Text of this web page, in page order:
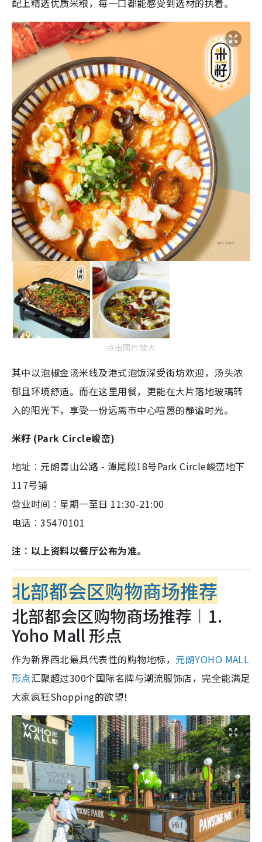
配上精选优质米粮，每一口都能感受到选材的执着。
点击图片放大
其中以泡椒金汤米线及港式泡饭深受街坊欢迎，汤头浓
郁且环境舒适。而在这里用餐，更能在大片落地玻璃转
入的阳光下，享受一份远离市中心喧嚣的静谧时光。
米籽 (Park Circle峻峦)
地址︰元朗青山公路 - 潭尾段18号Park Circle峻峦地下
117号铺
营业时间︰星期一至日 11:30-21:00
电话︰35470101
注︰以上资料以餐厅公布为准。
北部都会区购物商场推荐
北部都会区购物商场推荐︱1.
Yoho Mall 形点
作为新界西北最具代表性的购物地标， 元朗YOHO MALL
形点汇聚超过300个国际名牌与潮流服饰店，完全能满足
大家疯狂Shopping的欲望！